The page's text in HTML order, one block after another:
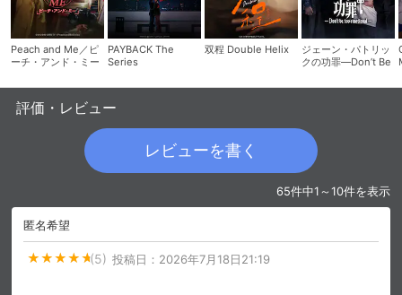
Peach and Me／ピ
ーチ・アンド・ミー
PAYBACK The
Series
双程 Double Helix
ジェーン・パトリッ
クの功罪―Don’t Be
評価・レビュー
レビューを書く
65件中1～10件を表示
匿名希望
(5) 投稿日： 2026年7月18日21:19